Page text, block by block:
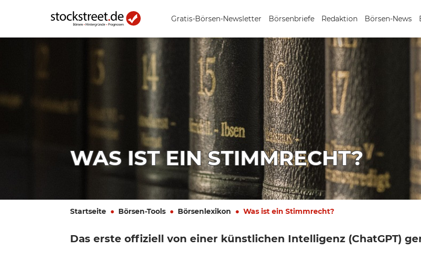
Gratis-Börsen-Newsletter Börsenbriefe Redaktion Börsen-News
WAS IST EIN STIMMRECHT?
Startseite Börsen-Tools Börsenlexikon Was ist ein Stimmrecht?
Das erste offiziell von einer künstlichen Intelligenz (ChatGPT)